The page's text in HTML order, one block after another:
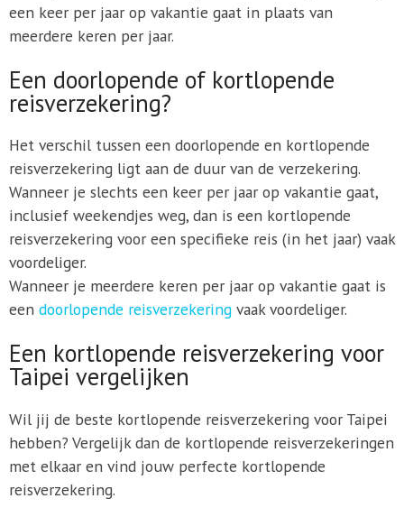
een keer per jaar op vakantie gaat in plaats van
meerdere keren per jaar.
Een doorlopende of kortlopende
reisverzekering?
Het verschil tussen een doorlopende en kortlopende
reisverzekering ligt aan de duur van de verzekering.
Wanneer je slechts een keer per jaar op vakantie gaat,
inclusief weekendjes weg, dan is een kortlopende
reisverzekering voor een specifieke reis (in het jaar) vaak
voordeliger.
Wanneer je meerdere keren per jaar op vakantie gaat is
een doorlopende reisverzekeringvaak voordeliger.
Een kortlopende reisverzekering voor
Taipei vergelijken
Wil jij de beste kortlopende reisverzekering voor Taipei
hebben? Vergelijk dan de kortlopende reisverzekeringen
met elkaar en vind jouw perfecte kortlopende
reisverzekering.